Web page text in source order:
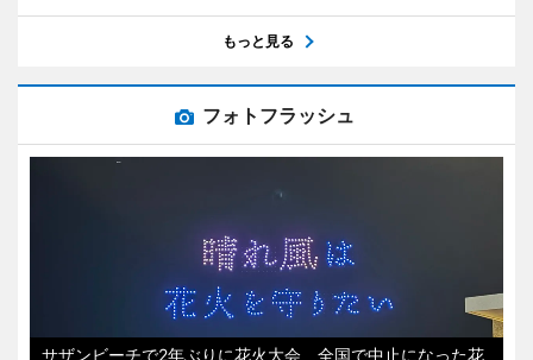
もっと見る
フォトフラッシュ
サザンビーチで2年ぶりに花火大会 全国で中止になった花